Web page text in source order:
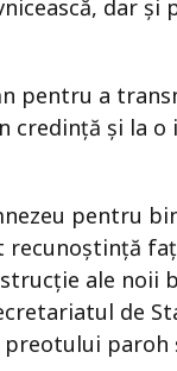
dar și
pentru a
credință și la o
pentru
recunoștință
ale noii
de
paroh